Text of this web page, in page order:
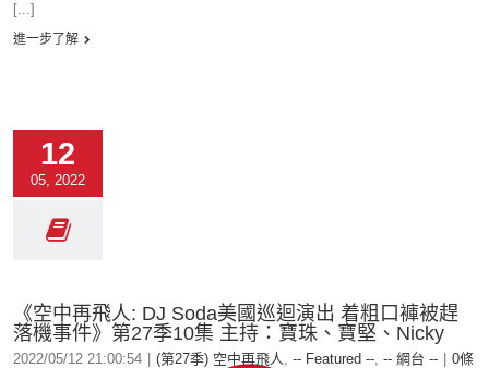
[...]
進一步了解
12
05, 2022
《空中再飛人: DJ Soda美國巡迴演出 着粗口褲被趕
落機事件》第27季10集 主持：寶珠、寶堅、Nicky
2022/05/12 21:00:54 (第27季) 空中再飛人, -- Featured --, -- 網台 --
0條